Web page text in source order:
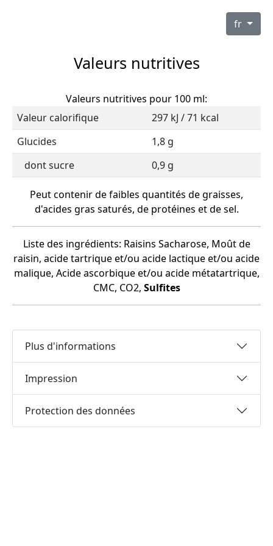
fr
Valeurs nutritives
Valeurs nutritives pour 100 ml:
Valeur calorifique
297 kJ / 71 kcal
Glucides
1,8 g
dont sucre
0,9 g
Peut contenir de faibles quantités de graisses,
d'acides gras saturés, de protéines et de sel.
Liste des ingrédients: Raisins Sacharose, Moût de
raisin, acide tartrique et/ou acide lactique et/ou acide
malique, Acide ascorbique et/ou acide métatartrique,
CMC, CO2, Sulfites
Plus d'informations
Impression
Protection des données